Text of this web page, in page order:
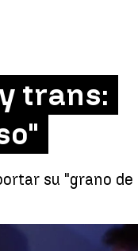
trans:
su "grano de
es súper peligroso" |